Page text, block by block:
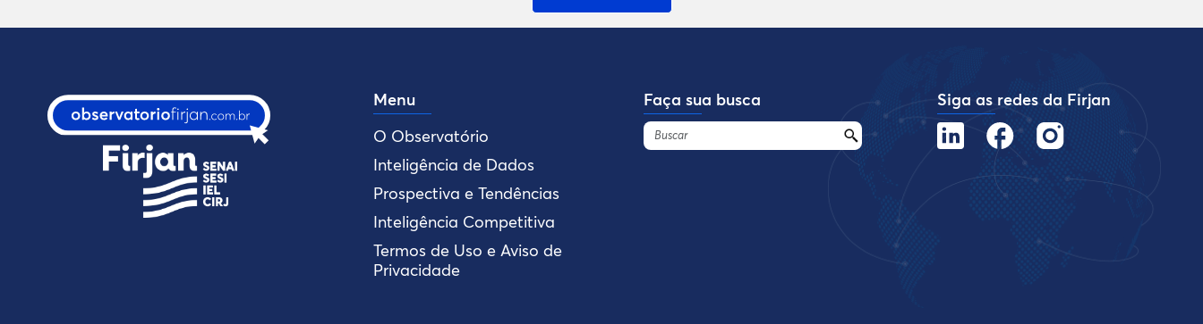
Menu
O Observatório
Inteligência de Dados
Prospectiva e Tendências
Inteligência Competitiva
Termos de Uso e Aviso de
Privacidade
Faça sua busca Siga as redes da Firjan